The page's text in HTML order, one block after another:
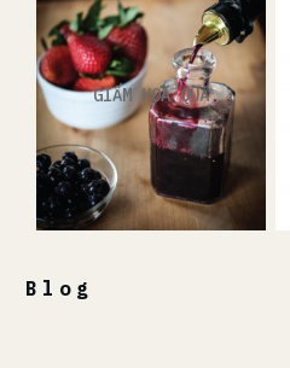
GIẤM HOA QUẢ
Blog